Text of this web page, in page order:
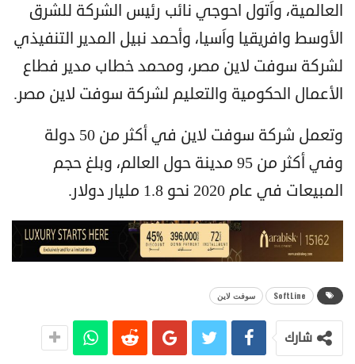
العالمية، واَتول احوجي نائب رئيس الشركة للشرق
الأوسط وافريقيا واَسيا، وأحمد نبيل المدير التنفيذي
لشركة سوفت لاين مصر، ومحمد خطاب مدير فطاع
الأعمال الحكومية والتعليم لشركة سوفت لاين مصر.
وتعمل شركة سوفت لاين في أكثر من 50 دولة
وفي أكثر من 95 مدينة حول العالم، وبلغ حجم
المبيعات في عام 2020 نحو 1.8 مليار دولار.
SoftLine سوفت لاين
شارك